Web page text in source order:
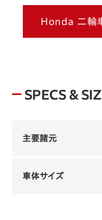
Honda 二輪
SPECS &
主要諸元
車体サイズ